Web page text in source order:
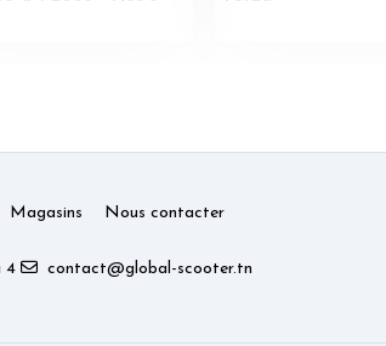
Magasins Nous contacter
4 contact@global-scooter.tn